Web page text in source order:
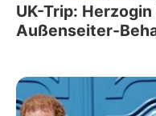
UK-Trip:
Außenseiter-